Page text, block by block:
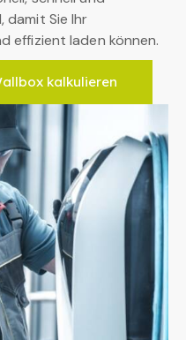
damit Sie Ihr
effizient laden können.
kalkulieren